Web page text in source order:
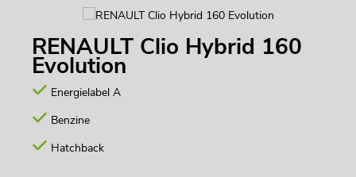
RENAULT Clio Hybrid 160
Evolution
Energielabel A
Benzine
Hatchback